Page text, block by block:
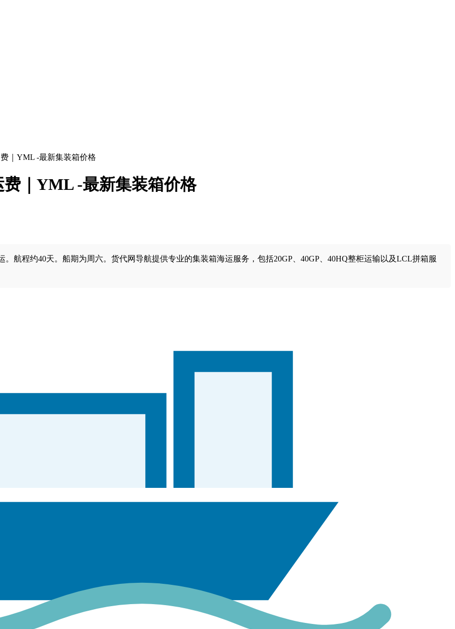
｜YML -最新集装箱价格
｜YML -最新集装箱价格
航程约40天。船期为周六。货代网导航提供专业的集装箱海运服务，包括20GP、40GP、40HQ整柜运输以及LCL拼箱服